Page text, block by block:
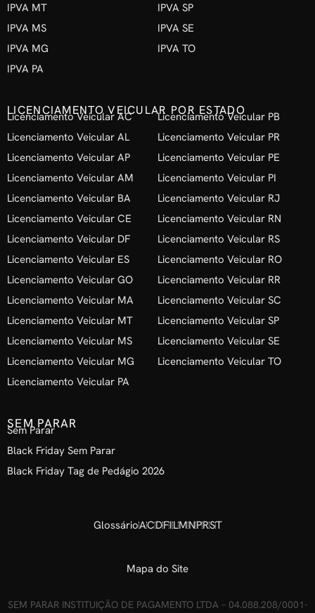
IPVA MT
IPVA MS
IPVA MG
IPVA PA
IPVA SP
IPVA SE
IPVA TO
LICENCIAMENTO VEICULAR POR ESTADO
Licenciamento Veicular AC
Licenciamento Veicular AL
Licenciamento Veicular AP
Licenciamento Veicular AM
Licenciamento Veicular BA
Licenciamento Veicular CE
Licenciamento Veicular DF
Licenciamento Veicular ES
Licenciamento Veicular GO
Licenciamento Veicular MA
Licenciamento Veicular MT
Licenciamento Veicular MS
Licenciamento Veicular MG
Licenciamento Veicular PA
Licenciamento Veicular PB
Licenciamento Veicular PR
Licenciamento Veicular PE
Licenciamento Veicular PI
Licenciamento Veicular RJ
Licenciamento Veicular RN
Licenciamento Veicular RS
Licenciamento Veicular RO
Licenciamento Veicular RR
Licenciamento Veicular SC
Licenciamento Veicular SP
Licenciamento Veicular SE
Licenciamento Veicular TO
SEM PARAR
Sem Parar
Black Friday Sem Parar
Black Friday Tag de Pedágio 2026
GlossárioACDFILMNPRST
Mapa do Site
SEM PARAR INSTITUIÇÃO DE PAGAMENTO LTDA – 04.088.208/0001-